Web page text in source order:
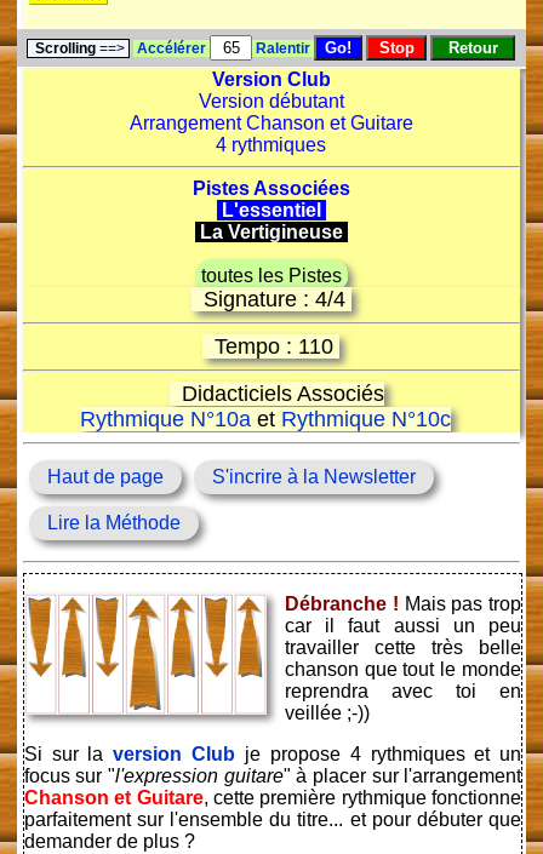
Scrolling==> Accélérer Ralentir
Version Club
Version débutant
Arrangement Chanson et Guitare
4 rythmiques
Pistes Associées
L'essentiel
La Vertigineuse
toutes les Pistes
Signature : 4/4
Tempo : 110
Didacticiels Associés
Rythmique N°10aet Rythmique N°10c
Haut de page S'incrire à la Newsletter
Lire la Méthode
Débranche ! Mais pas trop
car il faut aussi un peu
travailler cette très belle
chanson que tout le monde
reprendra avec toi en
veillée ;-))
Si sur laversion Club je propose 4 rythmiques et un
focus sur "l'expression guitare" à placer sur l'arrangement
Chanson et Guitare, cette première rythmique fonctionne
parfaitement sur l'ensemble du titre... et pour débuter que
demander de plus ?